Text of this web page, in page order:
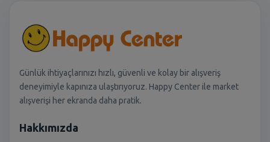
Günlük ihtiyaçlarınızı hızlı, güvenli ve kolay bir alışveriş
deneyimiyle kapınıza ulaştırıyoruz. Happy Center ile market
alışverişi her ekranda daha pratik.
Hakkımızda